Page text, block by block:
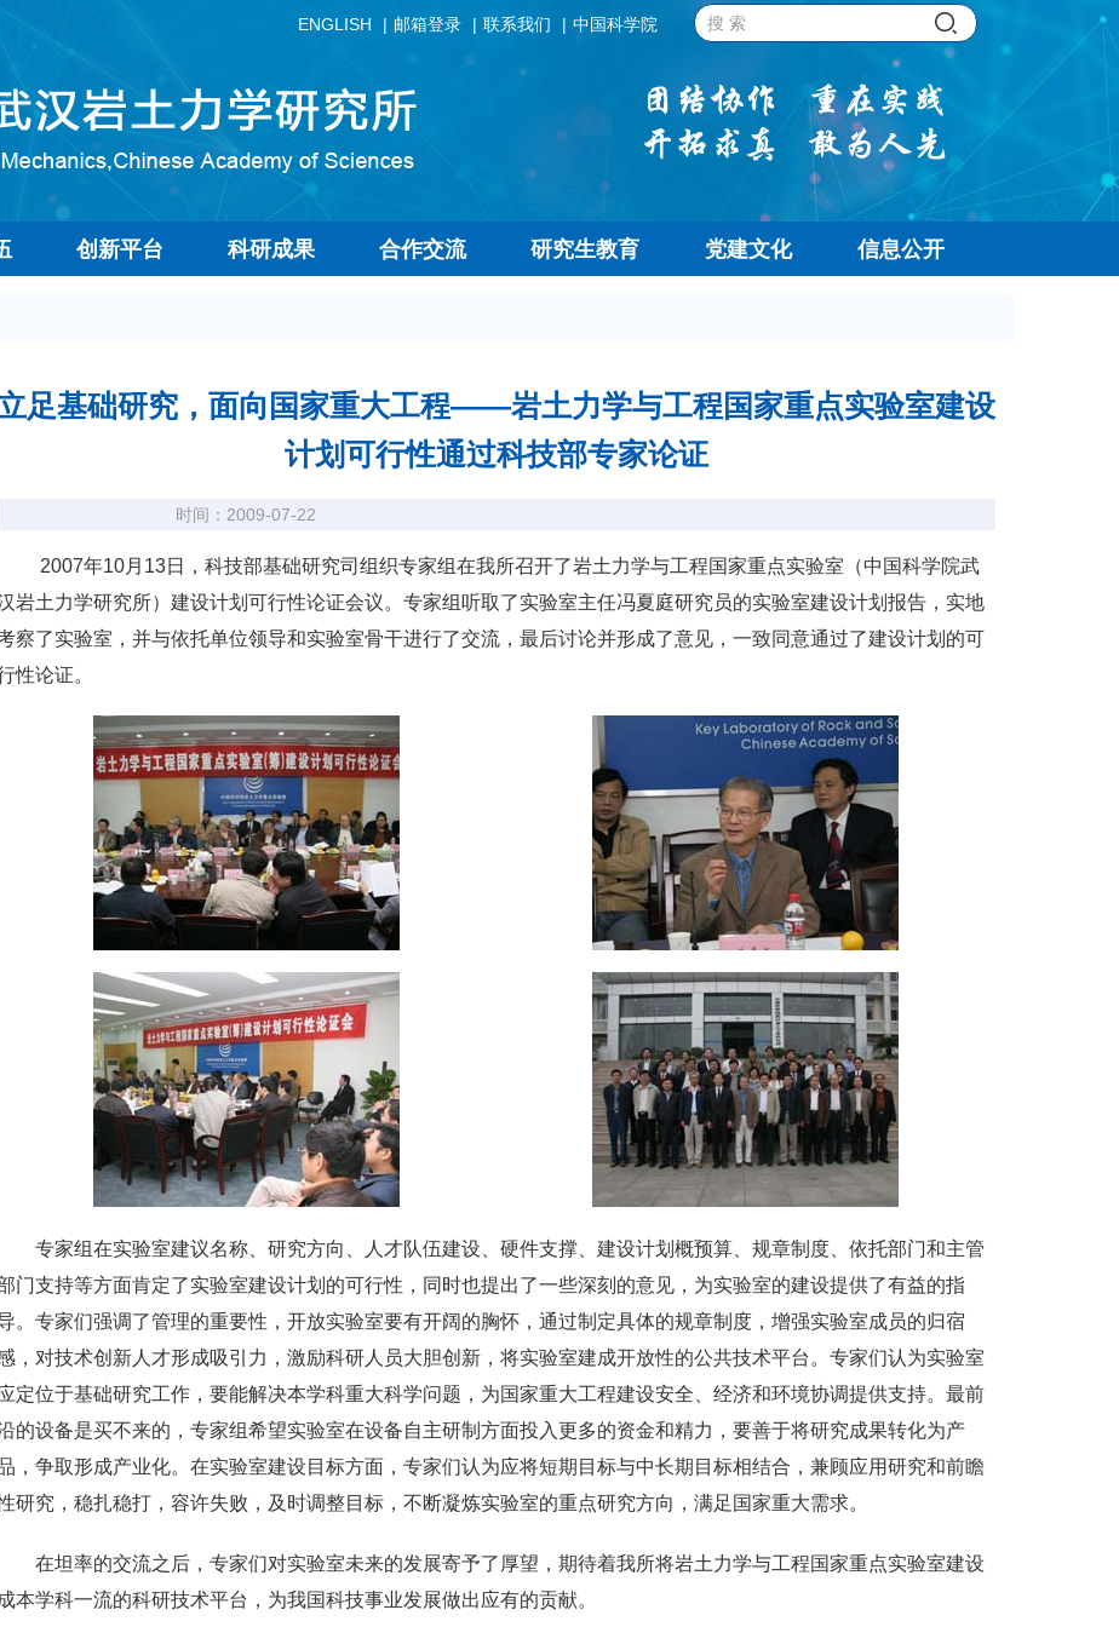
ENGLISH 邮箱登录 联系我们 中国科学院
创新平台 科研成果 合作交流 研究生教育 党建文化 信息公开
足基础研究，面向国家重大工程——岩土力学与工程国家重点实验室建设
计划可行性通过科技部专家论证
时间：2009-07-22
2007年10月13日，科技部基础研究司组织专家组在我所召开了岩土力学与工程国家重点实验室（中国科学院武
岩土力学研究所）建设计划可行性论证会议。专家组听取了实验室主任冯夏庭研究员的实验室建设计划报告，实地
察了实验室，并与依托单位领导和实验室骨干进行了交流，最后讨论并形成了意见，一致同意通过了建设计划的可
性论证。
专家组在实验室建议名称、研究方向、人才队伍建设、硬件支撑、建设计划概预算、规章制度、依托部门和主管
门支持等方面肯定了实验室建设计划的可行性，同时也提出了一些深刻的意见，为实验室的建设提供了有益的指
。专家们强调了管理的重要性，开放实验室要有开阔的胸怀，通过制定具体的规章制度，增强实验室成员的归宿
，对技术创新人才形成吸引力，激励科研人员大胆创新，将实验室建成开放性的公共技术平台。专家们认为实验室
定位于基础研究工作，要能解决本学科重大科学问题，为国家重大工程建设安全、经济和环境协调提供支持。最前
的设备是买不来的，专家组希望实验室在设备自主研制方面投入更多的资金和精力，要善于将研究成果转化为产
，争取形成产业化。在实验室建设目标方面，专家们认为应将短期目标与中长期目标相结合，兼顾应用研究和前瞻
研究，稳扎稳打，容许失败，及时调整目标，不断凝炼实验室的重点研究方向，满足国家重大需求。
在坦率的交流之后，专家们对实验室未来的发展寄予了厚望，期待着我所将岩土力学与工程国家重点实验室建设
成本学科一流的科研技术平台，为我国科技事业发展做出应有的贡献。